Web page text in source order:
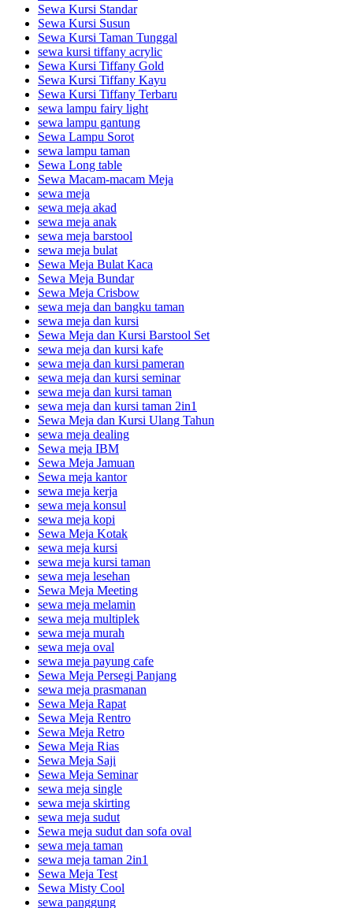
Sewa Kursi Standar
Sewa Kursi Susun
Sewa Kursi Taman Tunggal
sewa kursi tiffany acrylic
Sewa Kursi Tiffany Gold
Sewa Kursi Tiffany Kayu
Sewa Kursi Tiffany Terbaru
sewa lampu fairy light
sewa lampu gantung
Sewa Lampu Sorot
sewa lampu taman
Sewa Long table
Sewa Macam-macam Meja
sewa meja
sewa meja akad
sewa meja anak
sewa meja barstool
sewa meja bulat
Sewa Meja Bulat Kaca
Sewa Meja Bundar
Sewa Meja Crisbow
sewa meja dan bangku taman
sewa meja dan kursi
Sewa Meja dan Kursi Barstool Set
sewa meja dan kursi kafe
sewa meja dan kursi pameran
sewa meja dan kursi seminar
sewa meja dan kursi taman
sewa meja dan kursi taman 2in1
Sewa Meja dan Kursi Ulang Tahun
sewa meja dealing
Sewa meja IBM
Sewa Meja Jamuan
Sewa meja kantor
sewa meja kerja
sewa meja konsul
sewa meja kopi
Sewa Meja Kotak
sewa meja kursi
sewa meja kursi taman
sewa meja lesehan
Sewa Meja Meeting
sewa meja melamin
sewa meja multiplek
sewa meja murah
sewa meja oval
sewa meja payung cafe
Sewa Meja Persegi Panjang
sewa meja prasmanan
Sewa Meja Rapat
Sewa Meja Rentro
Sewa Meja Retro
Sewa Meja Rias
Sewa Meja Saji
Sewa Meja Seminar
sewa meja single
sewa meja skirting
sewa meja sudut
Sewa meja sudut dan sofa oval
sewa meja taman
sewa meja taman 2in1
Sewa Meja Test
Sewa Misty Cool
sewa panggung